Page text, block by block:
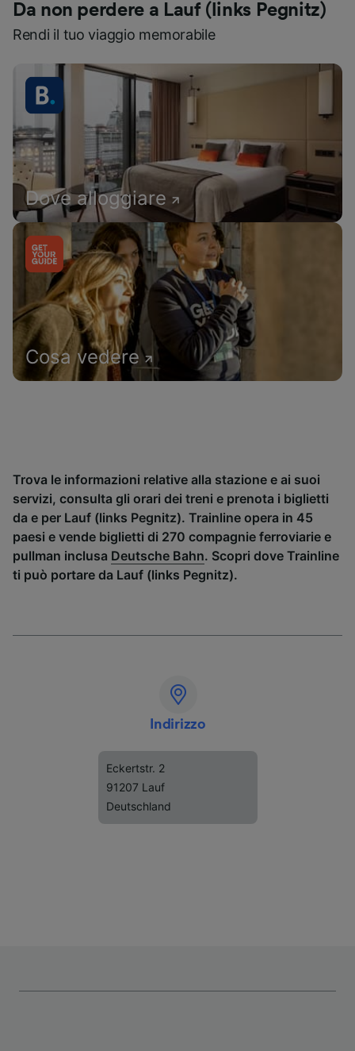
Da non perdere a Lauf (links Pegnitz)
Rendi il tuo viaggio memorabile
Dove alloggiare
Cosa vedere
Trova le informazioni relative alla stazione e ai suoi
servizi, consulta gli orari dei treni e prenota i biglietti
da e per Lauf (links Pegnitz). Trainline opera in 45
paesi e vende biglietti di 270 compagnie ferroviarie e
pullman inclusa Deutsche Bahn. Scopri dove Trainline
ti può portare da Lauf (links Pegnitz).
Indirizzo
Eckertstr. 2
91207 Lauf
Deutschland